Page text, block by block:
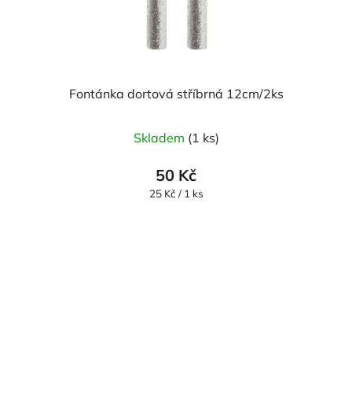
Fontánka dortová stříbrná 12cm/2ks
Skladem (1 ks)
50 Kč
Měrná
25 Kč / 1 ks